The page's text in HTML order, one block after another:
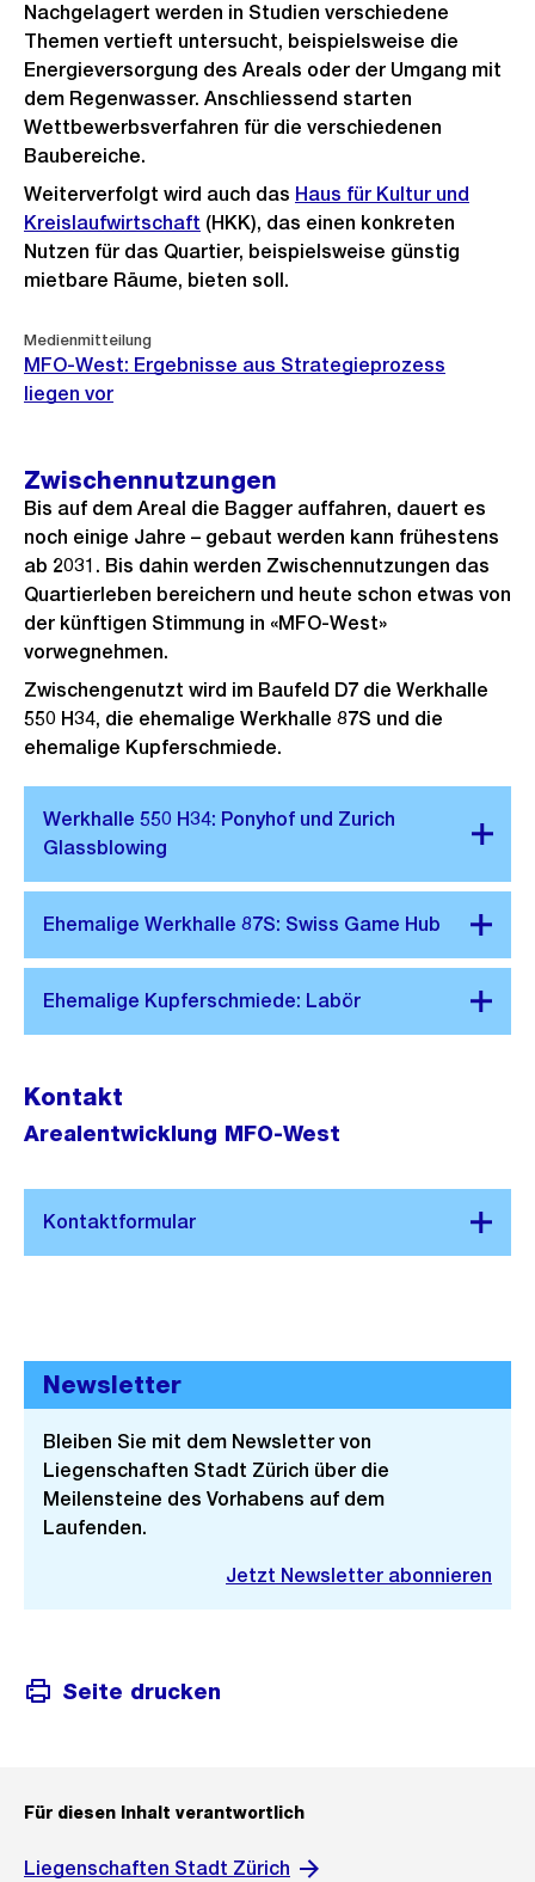
Nachgelagert werden in Studien verschiedene
Themen vertieft untersucht, beispielsweise die
Energieversorgung des Areals oder der Umgang mit
dem Regenwasser. Anschliessend starten
Wettbewerbsverfahren für die verschiedenen
Baubereiche.
Weiterverfolgt wird auch das Haus für Kultur und
Kreislaufwirtschaft (HKK), das einen konkreten
Nutzen für das Quartier, beispielsweise günstig
mietbare Räume, bieten soll.
Medienmitteilung
MFO-West: Ergebnisse aus Strategieprozess
liegen vor
Zwischennutzungen
Bis auf dem Areal die Bagger auffahren, dauert es
noch einige Jahre – gebaut werden kann frühestens
ab 2031. Bis dahin werden Zwischennutzungen das
Quartierleben bereichern und heute schon etwas von
der künftigen Stimmung in «MFO-West»
vorwegnehmen.
Zwischengenutzt wird im Baufeld D7 die Werkhalle
550 H34, die ehemalige Werkhalle 87S und die
ehemalige Kupferschmiede.
Kontakt
Arealentwicklung MFO-West
Newsletter
Bleiben Sie mit dem Newsletter von
Liegenschaften Stadt Zürich über die
Meilensteine des Vorhabens auf dem
Laufenden.
Jetzt Newsletter abonnieren
Seite drucken
Für diesen Inhalt verantwortlich
Liegenschaften Stadt Zürich